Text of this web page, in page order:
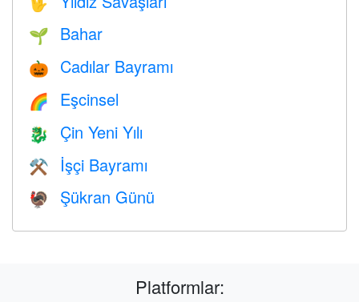
🌱 Bahar
🎃 Cadılar Bayramı
🌈 Eşcinsel
🐉 Çin Yeni Yılı
⚒️ İşçi Bayramı
🦃 Şükran Günü
Platformlar: